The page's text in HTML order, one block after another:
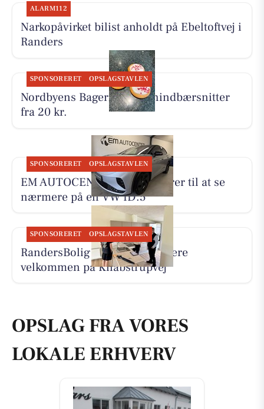
ALARM112
Narkopåvirket bilist anholdt på Ebeltoftvej i
Randers
SPONSORERET OPSLAGSTAVLEN
Nordbyens Bageri sælger hindbærsnitter
fra 20 kr.
SPONSORERET OPSLAGSTAVLEN
EM AUTOCENTER ApS inviterer til at se
nærmere på en VW ID.5
SPONSORERET OPSLAGSTAVLEN
RandersBolig byder nye beboere
velkommen på Knabstrupvej
OPSLAG FRA VORES
LOKALE ERHVERV